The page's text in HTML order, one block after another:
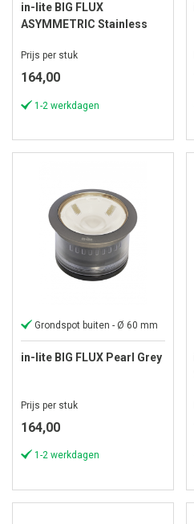
in-lite BIG FLUX
ASYMMETRIC Stainless
Prijs per stuk
164,00
1-2 werkdagen
Grondspot buiten - Ø 60 mm
in-lite BIG FLUX Pearl Grey
Prijs per stuk
164,00
1-2 werkdagen